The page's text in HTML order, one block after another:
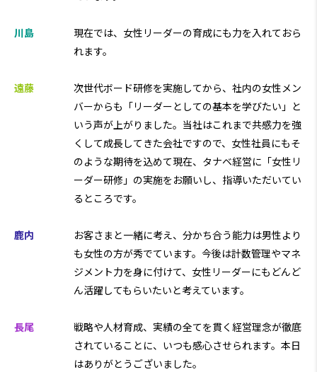
川島
現在では、女性リーダーの育成にも力を入れておら
れます。
遠藤
次世代ボード研修を実施してから、社内の女性メン
バーからも「リーダーとしての基本を学びたい」と
いう声が上がりました。当社はこれまで共感力を強
くして成長してきた会社ですので、女性社員にもそ
のような期待を込めて現在、タナベ経営に「女性リ
ーダー研修」の実施をお願いし、指導いただいてい
るところです。
鹿内
お客さまと一緒に考え、分かち合う能力は男性より
も女性の方が秀でています。今後は計数管理やマネ
ジメント力を身に付けて、女性リーダーにもどんど
ん活躍してもらいたいと考えています。
長尾
戦略や人材育成、実績の全てを貫く経営理念が徹底
されていることに、いつも感心させられます。本日
はありがとうございました。